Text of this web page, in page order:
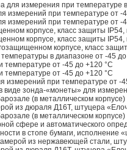
измерения при температуре
при температуре от -
при температуре от -
корпусе, класс защиты IP54,
корпусе, класс защиты IP54,
корпусе, класс
в диапазоне от -45 до
от -45 до +120 °C
от -45 до +120 °C
при температуре от -
зонда-«монеты» для
(в металлическом
из дюраля Д16Т, штуцера
(в металлическом
сфере и автоматического
в стопе бумаги, исполнение
из нержавеющей стали,